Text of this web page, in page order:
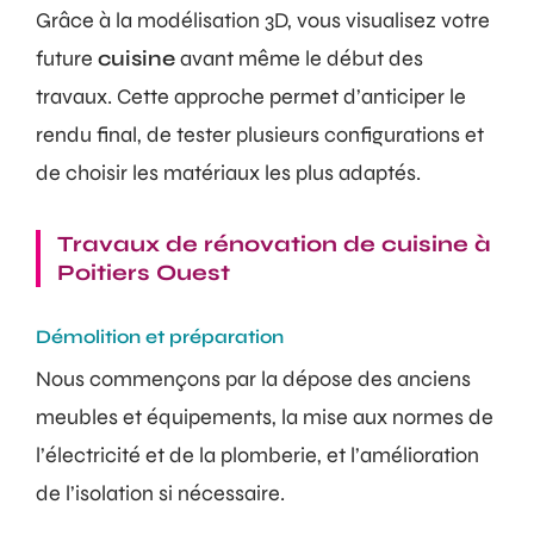
Grâce à la modélisation 3D, vous visualisez votre
future cuisineavant même le début des
travaux. Cette approche permet d’anticiper le
rendu final, de tester plusieurs configurations et
de choisir les matériaux les plus adaptés.
Travaux de rénovation de cuisine à
Poitiers Ouest
Démolition et préparation
Nous commençons par la dépose des anciens
meubles et équipements, la mise aux normes de
l’électricité et de la plomberie, et l’amélioration
de l’isolation si nécessaire.